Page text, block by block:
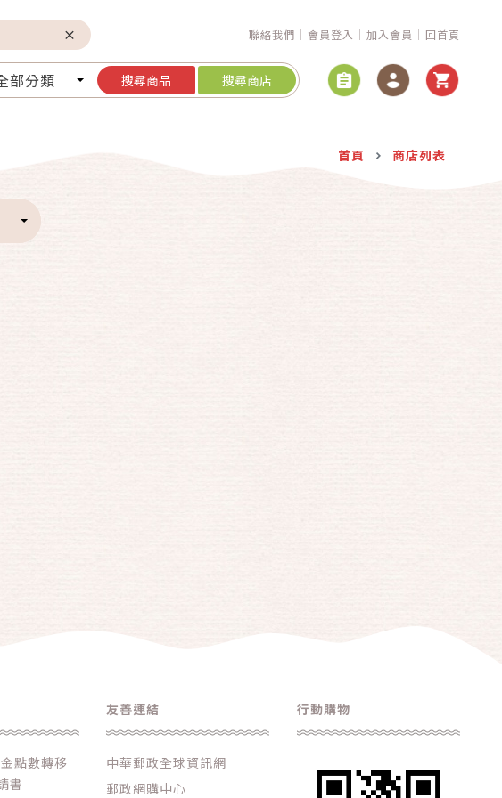
聯絡我們 會員登入 加入會員 回首頁
部分類 搜尋商品 搜尋商店
首頁 商店列表
點數轉移
書
友善連結
中華郵政全球資訊網
郵政網購中心
行動購物